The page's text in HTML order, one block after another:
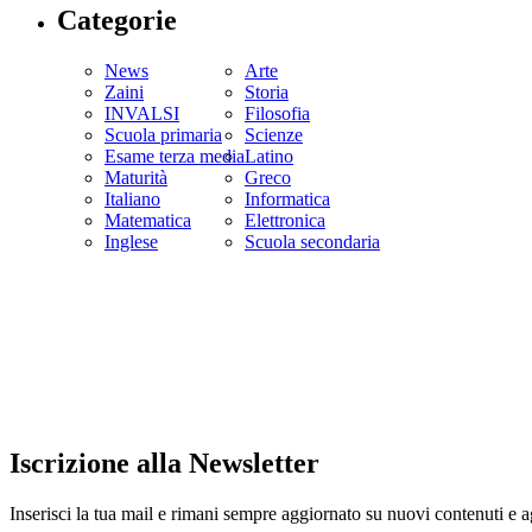
Categorie
News
Zaini
INVALSI
Scuola primaria
Esame terza media
Maturità
Italiano
Matematica
Inglese
Arte
Storia
Filosofia
Scienze
Latino
Greco
Informatica
Elettronica
Scuola secondaria
Iscrizione alla Newsletter
Inserisci la tua mail e rimani sempre aggiornato su nuovi contenuti e